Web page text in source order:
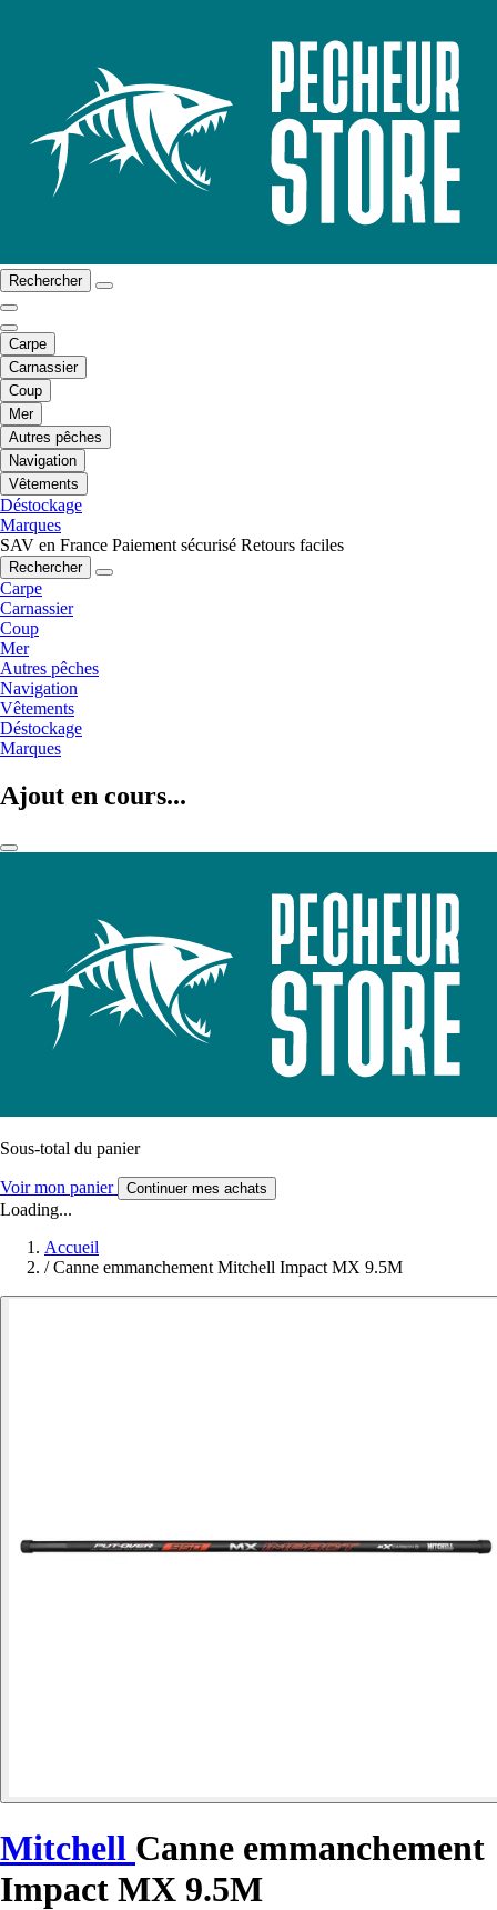
Rechercher
Carpe
Carnassier
Coup
Mer
Autres pêches
Navigation
Vêtements
Déstockage
Marques
SAV en France Paiement sécurisé Retours faciles
Rechercher
Carpe
Carnassier
Coup
Mer
Autres pêches
Navigation
Vêtements
Déstockage
Marques
Ajout en cours...
Sous-total du panier
Voir mon panier Continuer mes achats
Loading...
Accueil
/ Canne emmanchement Mitchell Impact MX 9.5M
Mitchell Canne emmanchement
Impact MX 9.5M